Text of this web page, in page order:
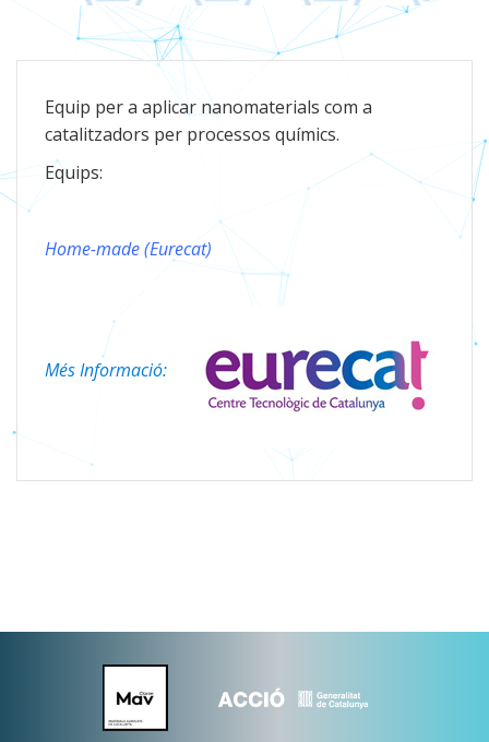
Equip per a aplicar nanomaterials com a
catalitzadors per processos químics.
Equips:
Home-made (Eurecat)
Més Informació: